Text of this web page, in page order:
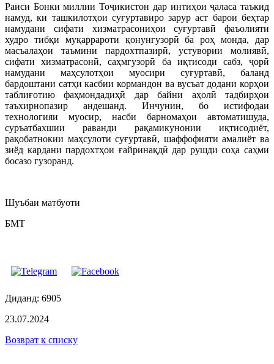
Раиси Бонки миллии Тоҷикистон дар интиҳои ҷаласа таъкид
намуд, ки ташкилотҳои суғуртавиро зарур аст барои беҳтар
намудани сифати хизматрасониҳои суғуртавӣ фаъолияти
худро тибқи муқаррароти қонунгузорӣ ба роҳ монда, дар
масъалаҳои таъмини пардохтпазирӣ, устувории молиявӣ,
сифати хизматрасонӣ, саҳмгузорӣ ба иқтисоди сабз, ҷорӣ
намудани маҳсулотҳои муосири суғуртавӣ, баланд
бардоштани сатҳи касбии кормандон ва вусъат додани корҳои
таблиғотию фаҳмондадиҳӣ дар байни аҳолӣ тадбирҳои
таъхирнопазир андешанд. Инчунин, бо истифодаи
технологияи муосир, насби барномаҳои автоматишуда,
суръатбахшии раванди рақамикунонии иқтисодиёт,
рақобатнокии маҳсулоти суғуртавӣ, шаффофияти амалиёт ва
зиёд кардани пардохтҳои ғайринақдӣ дар рушди соҳа саҳми
босазо гузоранд.
Шуъбаи матбуоти
БМТ
Диданд: 6905
23.07.2024
Возврат к списку